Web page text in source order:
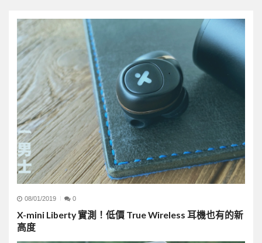
08/01/2019 0
X-mini Liberty 實測！低價 True Wireless 耳機也有的新
高度